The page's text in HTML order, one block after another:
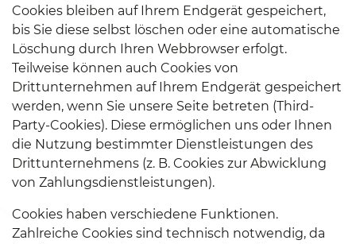
Cookies bleiben auf Ihrem Endgerät gespeichert,
bis Sie diese selbst löschen oder eine automatische
Löschung durch Ihren Webbrowser erfolgt.
Teilweise können auch Cookies von
Drittunternehmen auf Ihrem Endgerät gespeichert
werden, wenn Sie unsere Seite betreten (Third-
Party-Cookies). Diese ermöglichen uns oder Ihnen
die Nutzung bestimmter Dienstleistungen des
Drittunternehmens (z. B. Cookies zur Abwicklung
von Zahlungsdienstleistungen).
Cookies haben verschiedene Funktionen.
Zahlreiche Cookies sind technisch notwendig, da